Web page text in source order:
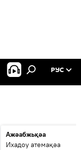
РУС
Ажәабжьқәа
Ихадоу атемақәа